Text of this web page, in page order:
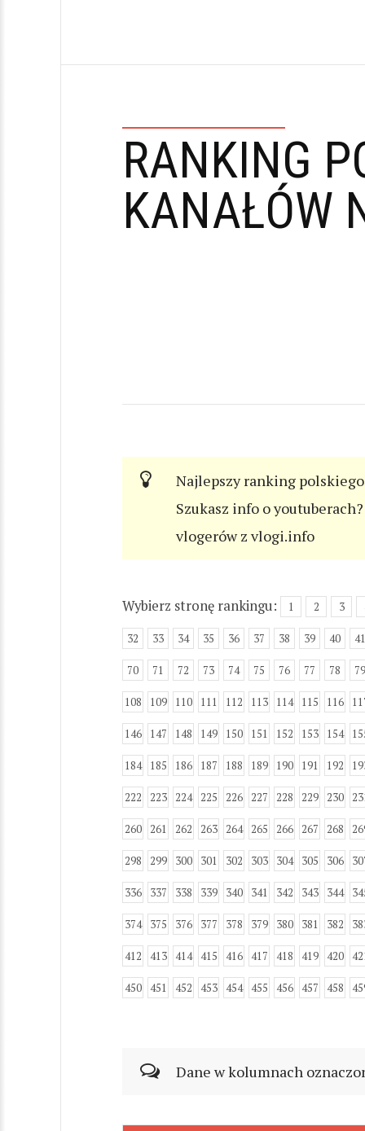
RANKING
KANAŁÓW
Najlepszy ranking
Szukasz info o
vlogerów z vlogi.info
Wybierz stronę rankingu: 1 2 3
32 33 34 35 36 37 38 39 40 41
70 71 72 73 74 75 76 77 78 79
108 109 110 111 112 113 114 115 116
146 147 148 149 150 151 152 153 154
184 185 186 187 188 189 190 191 192
222 223 224 225 226 227 228 229 230
260 261 262 263 264 265 266 267 268
298 299 300 301 302 303 304 305 306
336 337 338 339 340 341 342 343 344
374 375 376 377 378 379 380 381 382
412 413 414 415 416 417 418 419 420
450 451 452 453 454 455 456 457 458
Dane w kolumnach